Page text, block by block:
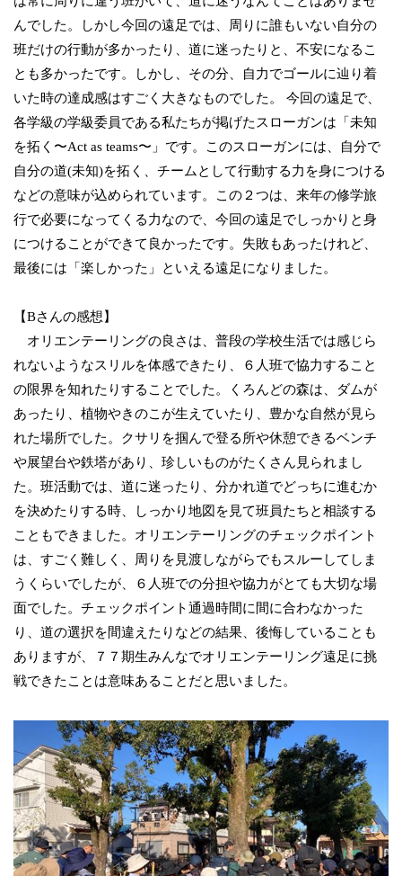
んでした。しかし今回の遠足では、周りに誰もいない自分の
班だけの行動が多かったり、道に迷ったりと、不安になるこ
とも多かったです。しかし、その分、自力でゴールに辿り着
いた時の達成感はすごく大きなものでした。 今回の遠足で、
各学級の学級委員である私たちが掲げたスローガンは「未知
を拓く〜Act as teams〜」です。このスローガンには、自分で
自分の道(未知)を拓く、チームとして行動する力を身につける
などの意味が込められています。この２つは、来年の修学旅
行で必要になってくる力なので、今回の遠足でしっかりと身
につけることができて良かったです。失敗もあったけれど、
最後には「楽しかった」といえる遠足になりました。
【Bさんの感想】
オリエンテーリングの良さは、普段の学校生活では感じら
れないようなスリルを体感できたり、６人班で協力すること
の限界を知れたりすることでした。くろんどの森は、ダムが
あったり、植物やきのこが生えていたり、豊かな自然が見ら
れた場所でした。クサリを掴んで登る所や休憩できるベンチ
や展望台や鉄塔があり、珍しいものがたくさん見られまし
た。班活動では、道に迷ったり、分かれ道でどっちに進むか
を決めたりする時、しっかり地図を見て班員たちと相談する
こともできました。オリエンテーリングのチェックポイント
は、すごく難しく、周りを見渡しながらでもスルーしてしま
うくらいでしたが、６人班での分担や協力がとても大切な場
面でした。チェックポイント通過時間に間に合わなかった
り、道の選択を間違えたりなどの結果、後悔していることも
ありますが、７７期生みんなでオリエンテーリング遠足に挑
戦できたことは意味あることだと思いました。